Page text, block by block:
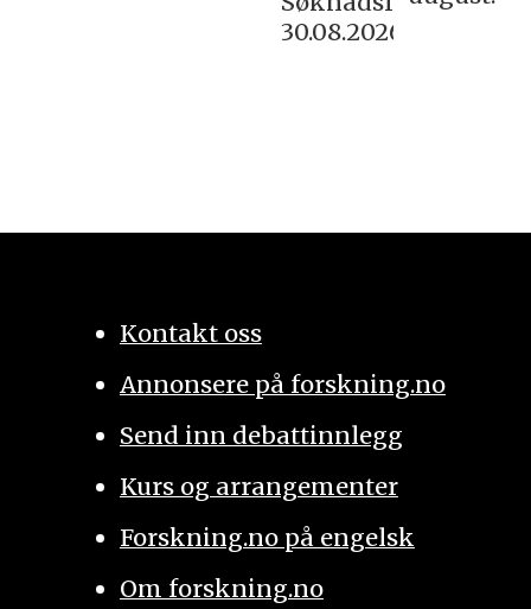
30.08.2026
Kontakt oss
Annonsere på forskning.no
Send inn debattinnlegg
Kurs og arrangementer
Forskning.no på engelsk
Om forskning.no